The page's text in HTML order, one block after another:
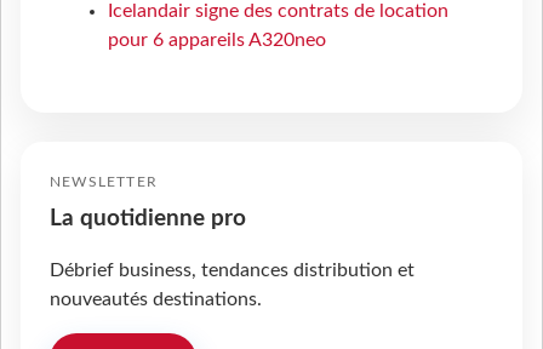
Icelandair signe des contrats de location
pour 6 appareils A320neo
NEWSLETTER
La quotidienne pro
Débrief business, tendances distribution et
nouveautés destinations.